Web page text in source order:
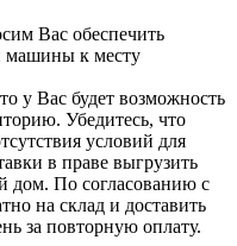
Вас обеспечить
машины к месту
у Вас будет возможность
Убедитесь, что
условий для
в праве выгрузить
дом. По согласованию с
на склад и доставить
за повторную оплату.